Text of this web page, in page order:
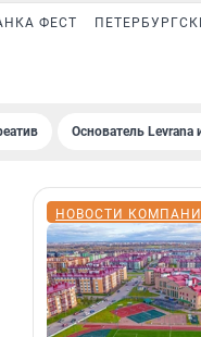
ФЕСТ
Основатель
НОВОСТИ